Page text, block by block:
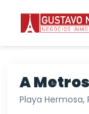
A Metros
Playa Hermosa,